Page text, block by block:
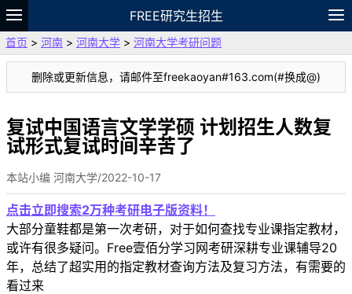
FREE研究生招生
题库
故事 专题 APP 笔记
VIP
资料
首页 > 河南 > 河南大学 > 河南大学考研问题
删除或更新信息，请邮件至freekaoyan#163.com(#换成@)
复试中国语言文学学硕 计划招生人数复
试形式复试时间辛苦了
本站小编 河南大学/2022-10-17
点击立即搜索2万种考研电子版资料！
大部分童鞋都是第一次考研，对于如何查找专业课指定教材，
或许有很多疑问。Free壹佰分学习网考研深耕专业课辅导20
年，总结了超实用的指定教材查询方法及复习方法，有需要的
看过来